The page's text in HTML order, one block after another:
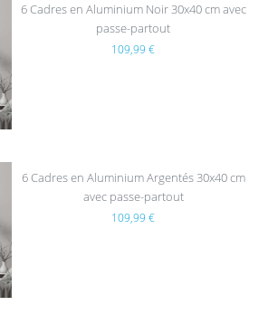
6 Cadres en Aluminium Noir 30x40 cm avec
passe-partout
109,99 €
6 Cadres en Aluminium Argentés 30x40 cm
avec passe-partout
109,99 €